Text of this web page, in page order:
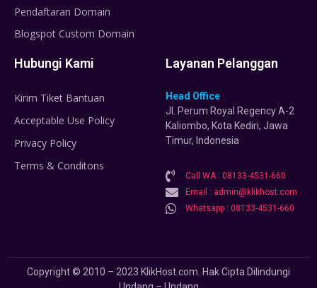
Pendaftaran Domain
Blogspot Custom Domain
Hubungi Kami
Kirim Tiket Bantuan
Acceptable Use Policy
Privacy Policy
Terms & Conditons
Layanan Pelanggan
Head Office
Jl. Perum Royal Regency A-2
Kaliombo, Kota Kediri, Jawa
Timur, Indonesia
Call WA : 08133-4531-660
Email : admin@klikhost.com
Whatsapp : 08133-4531-660
Copyright © 2010 – 2023 KlikHost.com. Hak Cipta Dilindungi